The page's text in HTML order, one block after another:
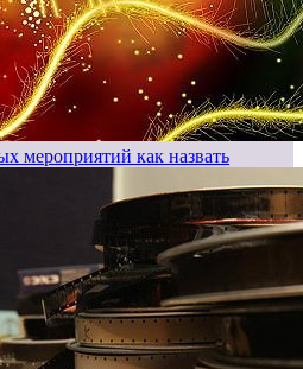
мероприятий как назвать